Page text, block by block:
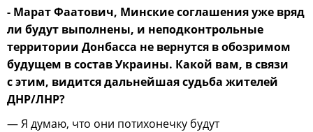
- Марат Фаатович, Минские соглашения уже вряд
ли будут выполнены, и неподконтрольные
территории Донбасса не вернутся в обозримом
будущем в состав Украины. Какой вам, в связи
с этим, видится дальнейшая судьба жителей
ДНР/ЛНР?
— Я думаю, что они потихонечку будут